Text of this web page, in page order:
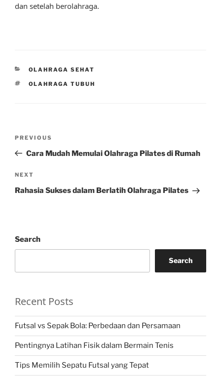
dan setelah berolahraga.
CATEGORIES
OLAHRAGA SEHAT
TAGS
OLAHRAGA TUBUH
Previous
Post
PREVIOUS
Cara Mudah Memulai Olahraga Pilates di Rumah
Next
Post
NEXT
Rahasia Sukses dalam Berlatih Olahraga Pilates
Search
Search
Recent Posts
Futsal vs Sepak Bola: Perbedaan dan Persamaan
Pentingnya Latihan Fisik dalam Bermain Tenis
Tips Memilih Sepatu Futsal yang Tepat